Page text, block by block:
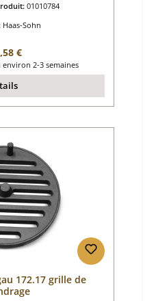
01010784
Haas-Sohn
régulier :
€
2-3 semaines
172.17 grille de